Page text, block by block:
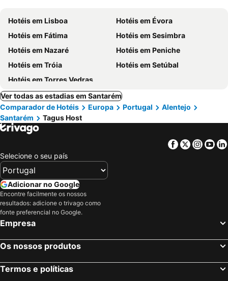
Hotéis em Lisboa
Hotéis em Évora
Hotéis em Fátima
Hotéis em Sesimbra
Hotéis em Nazaré
Hotéis em Peniche
Hotéis em Tróia
Hotéis em Setúbal
Hotéis em Torres Vedras
Ver todas as estadias em Santarém
Comparador de Hotéis
Europa Portugal
Alentejo
Santarém
Tagus Host
Facebook
Twitter
Selecione o seu país
Adicionar no Google
Encontre facilmente os nossos
resultados: adicione o trivago como
fonte preferencial no Google.
Empresa
Os nossos produtos
Termos e políticas